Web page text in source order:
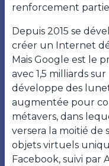
renforcement
Depuis 2015 se
créer un Internet
Mais Google est le
avec 1,5 milliards
développe des
augmentée pour
métavers, dans
versera la moitié de
objets virtuels
Facebook, suivi par